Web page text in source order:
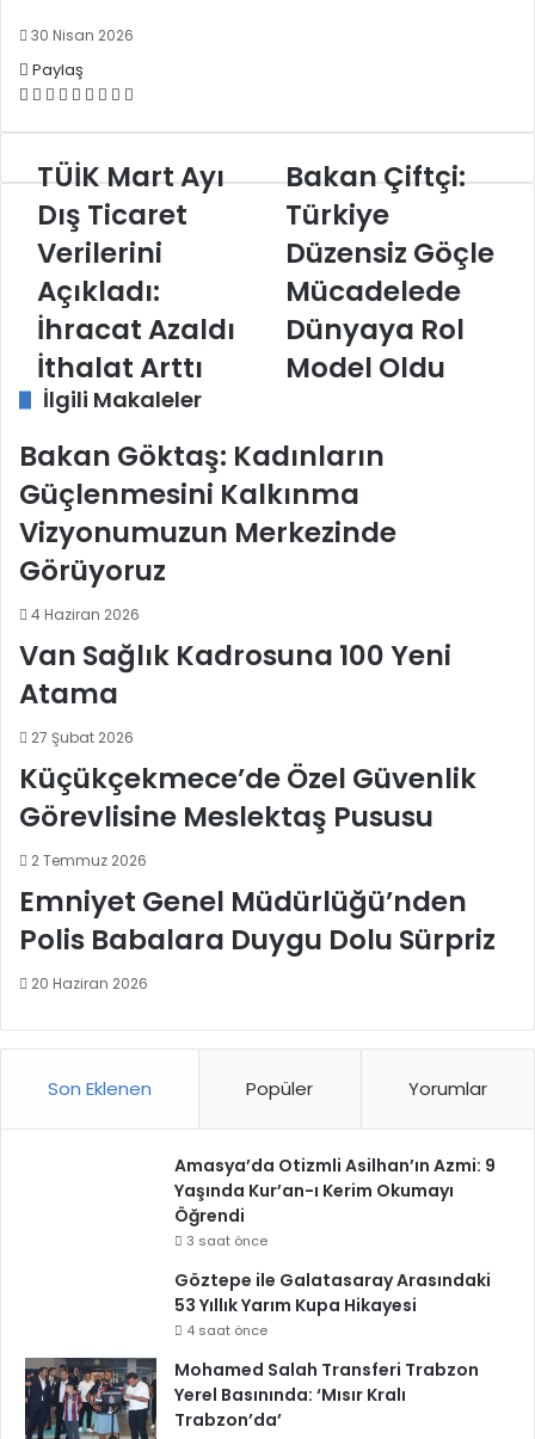
30 Nisan 2026
Paylaş
Facebook
X LinkedIn
Tumblr
Pinterest
Reddit
VKontakte
E-
paylaş
TÜİK
Ayı
Dış
Ticaret
Verilerini
Açıkladı:
İhracat
Azaldı
İthalat
Arttı
TÜİK Mart Ayı
Dış Ticaret
Verilerini
Açıkladı:
İhracat Azaldı
İthalat Arttı
Bakan
Türkiye
Düzensiz
Göçle
Mücadelede
Dünyaya
Rol
Model
Bakan Çiftçi:
Türkiye
Düzensiz Göçle
Mücadelede
Dünyaya Rol
Model Oldu
İlgili Makaleler
Bakan Göktaş: Kadınların
Güçlenmesini Kalkınma
Vizyonumuzun Merkezinde
Görüyoruz
4 Haziran 2026
Van Sağlık Kadrosuna 100 Yeni
Atama
27 Şubat 2026
Küçükçekmece’de Özel Güvenlik
Görevlisine Meslektaş Pususu
2 Temmuz 2026
Emniyet Genel Müdürlüğü’nden
Polis Babalara Duygu Dolu Sürpriz
20 Haziran 2026
Son Eklenen Popüler Yorumlar
Amasya’da Otizmli Asilhan’ın Azmi: 9
Yaşında Kur’an-ı Kerim Okumayı
Öğrendi
3 saat önce
Göztepe ile Galatasaray Arasındaki
53 Yıllık Yarım Kupa Hikayesi
4 saat önce
Mohamed Salah Transferi Trabzon
Yerel Basınında: ‘Mısır Kralı
Trabzon’da’